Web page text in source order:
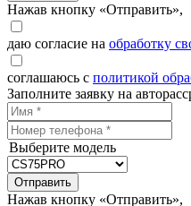
Нажав кнопку «Отправить»,
даю согласие на обработку
соглашаюсь с политикой
Заполните заявку на
Выберите модель
Отправить
Нажав кнопку «Отправить»,